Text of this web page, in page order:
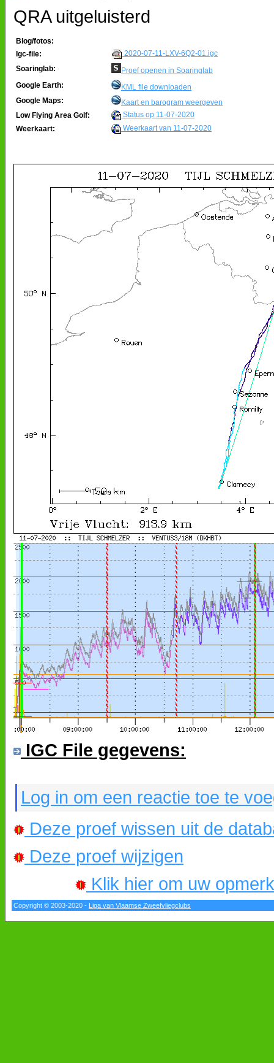
QRA uitgeluisterd
Blog/fotos:
Igc-file:
2020-07-11-LXV-6Q2-01.igc
Soaringlab:
Proef openen in Soaringlab
Google Earth:
KML file downloaden
Google Maps:
Kaart en barogram weergeven
Low Flying Area Golf:
Status op 11-07-2020
Weerkaart:
Weerkaart van 11-07-2020
IGC File gegevens:
Log in om een reactie toe te
Deze proef wissen uit de
Deze proef wijzigen
Klik hier om uw
Copyright © 2003-2020 - Liga van Vlaamse Zweefvliegclubs